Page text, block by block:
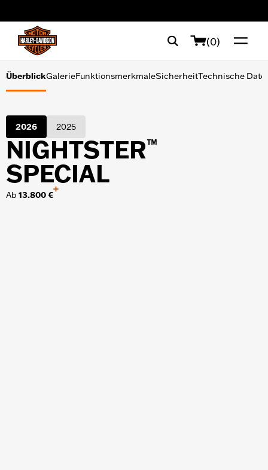
(0)
Funktionsmerkmale
Sicherheit
TOOLS ZUM SHOPPEN
ÜberblickGalerieFunktionsmerkmaleSicherheitTechnische
2026 2025
NIGHTSTER™
SPECIAL
Ab 13.800 €
+